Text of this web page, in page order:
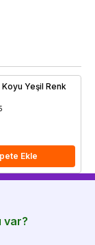
Koyu Yeşil Renk
Ekle
var?